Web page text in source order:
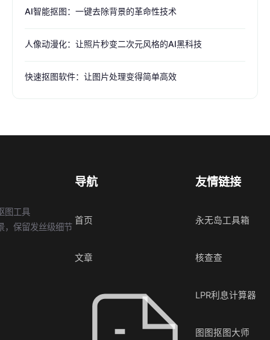
AI智能抠图：一键去除背景的革命性技术
人像动漫化：让照片秒变二次元风格的AI黑科技
快速抠图软件：让图片处理变得简单高效
图工具
，保留发丝级细节
导航
首页
文章
友情链接
永无岛工具箱
核查查
LPR利息计算器
图图抠图大师